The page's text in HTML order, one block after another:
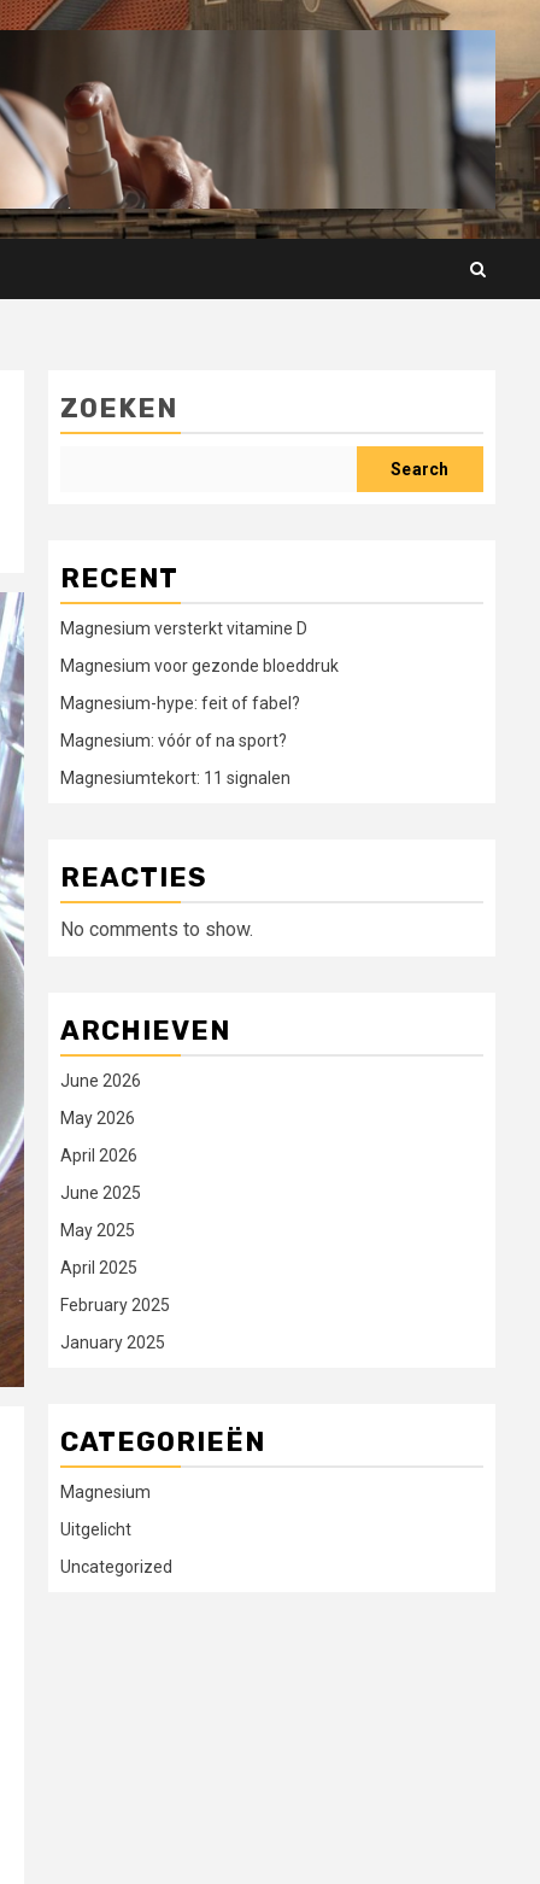
ZOEKEN
Search
RECENT
Magnesium versterkt vitamine D
Magnesium voor gezonde bloeddruk
Magnesium-hype: feit of fabel?
Magnesium: vóór of na sport?
Magnesiumtekort: 11 signalen
REACTIES
No comments to show.
ARCHIEVEN
June 2026
May 2026
April 2026
June 2025
May 2025
April 2025
February 2025
January 2025
CATEGORIEËN
Magnesium
Uitgelicht
Uncategorized